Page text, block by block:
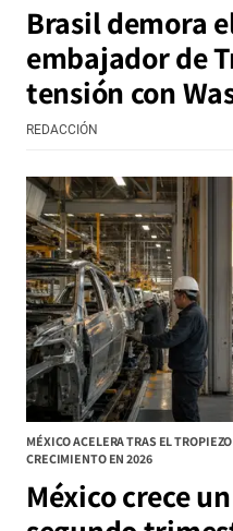
Brasil demora
embajador de
tensión con
REDACCIÓN
MÉXICO ACELERA TRAS EL
CRECIMIENTO EN 2026
México crece